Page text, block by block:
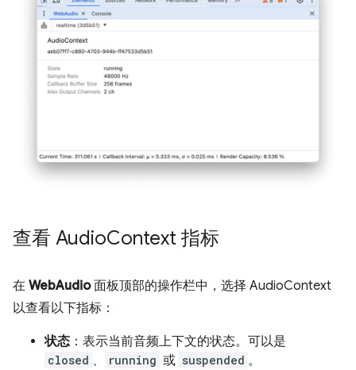
查看 AudioContext 指标
在 WebAudio面板顶部的操作栏中，选择 AudioContext
以查看以下指标：
状态 ：表示当前音频上下文的状态。可以是
closed 、 running 或 suspended 。